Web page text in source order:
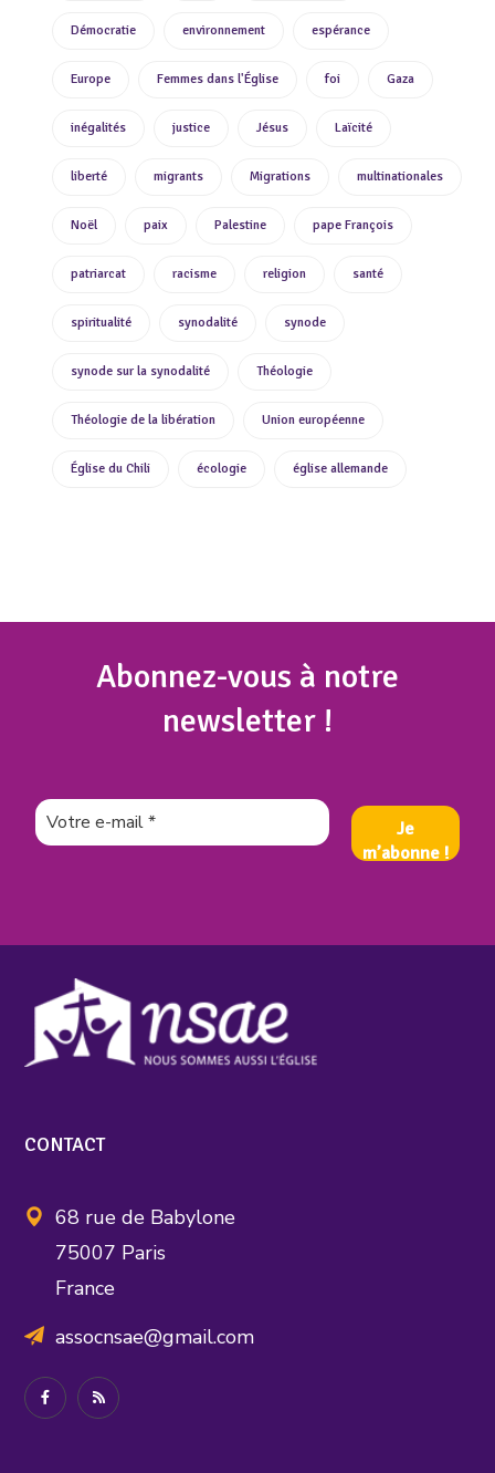
Démocratie environnement espérance
Europe Femmes dans l'Église foi Gaza
inégalités justice Jésus Laïcité
liberté migrants Migrations multinationales
Noël paix Palestine pape François
patriarcat racisme religion santé
spiritualité synodalité synode
synode sur la synodalité Théologie
Théologie de la libération Union européenne
Église du Chili écologie église allemande
Abonnez-vous à notre
newsletter !
CONTACT
68 rue de Babylone
75007 Paris
France
assocnsae@gmail.com